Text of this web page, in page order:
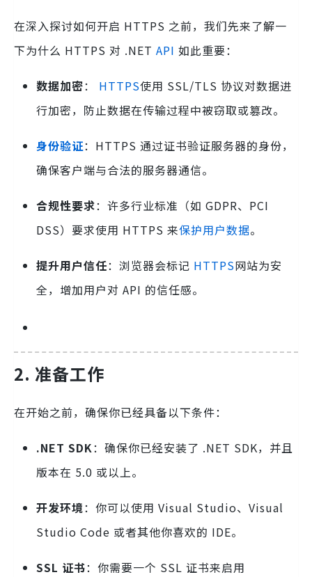
在深入探讨如何开启 HTTPS 之前，我们先来了解一
下为什么 HTTPS 对 .NET API 如此重要：
数据加密： HTTPS使用 SSL/TLS 协议对数据进
行加密，防止数据在传输过程中被窃取或篡改。
身份验证：HTTPS 通过证书验证服务器的身份，
确保客户端与合法的服务器通信。
合规性要求：许多行业标准（如 GDPR、PCI
DSS）要求使用 HTTPS 来保护用户数据。
提升用户信任：浏览器会标记 HTTPS网站为安
全，增加用户对 API 的信任感。
2. 准备工作
在开始之前，确保你已经具备以下条件：
.NET SDK：确保你已经安装了 .NET SDK，并且
版本在 5.0 或以上。
开发环境：你可以使用 Visual Studio、Visual
Studio Code 或者其他你喜欢的 IDE。
SSL 证书：你需要一个 SSL 证书来启用